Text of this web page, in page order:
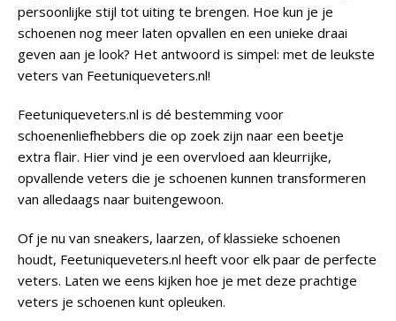
persoonlijke stijl tot uiting te brengen. Hoe kun je je
schoenen nog meer laten opvallen en een unieke draai
geven aan je look? Het antwoord is simpel: met de leukste
veters van Feetuniqueveters.nl!
Feetuniqueveters.nl is dé bestemming voor
schoenenliefhebbers die op zoek zijn naar een beetje
extra flair. Hier vind je een overvloed aan kleurrijke,
opvallende veters die je schoenen kunnen transformeren
van alledaags naar buitengewoon.
Of je nu van sneakers, laarzen, of klassieke schoenen
houdt, Feetuniqueveters.nl heeft voor elk paar de perfecte
veters. Laten we eens kijken hoe je met deze prachtige
veters je schoenen kunt opleuken.